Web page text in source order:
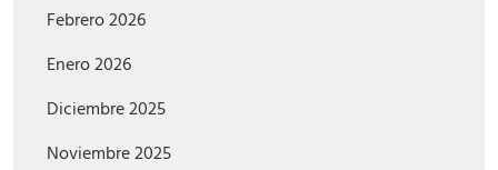
Febrero 2026
Enero 2026
Diciembre 2025
Noviembre 2025